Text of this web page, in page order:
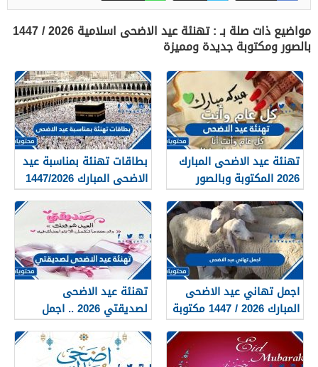
مواضيع ذات صلة بـ : تهنئة عيد الاضحى اسلامية 2026 / 1447
بالصور ومكتوبة جديدة ومميزة
تهنئة عيد الاضحى المبارك
2026 المكتوبة وبالصور
جديدة ومميزة
بطاقات تهنئة بمناسبة عيد
الاضحى المبارك 1447/2026
اجمل عبارات وكلمات تهنئة
بالعيد
اجمل تهاني عيد الاضحى
المبارك 2026 / 1447 مكتوبة
وبالصور جديدة كليًا
تهنئة عيد الاضحى
لصديقتي 2026 .. اجمل
رسائل وعبارات المعايدة
لصديقتي 2026